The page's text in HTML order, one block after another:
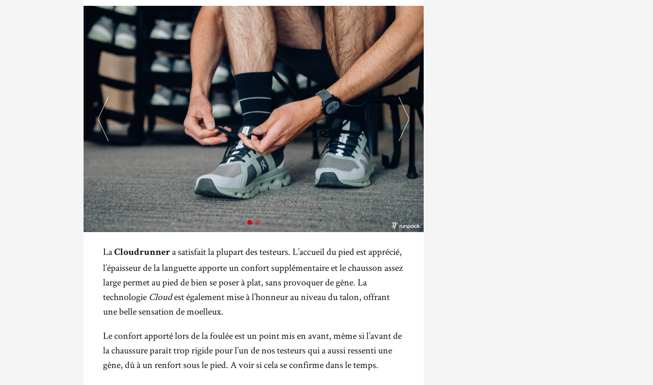
La Cloudrunner a satisfait la plupart des testeurs. L’accueil du pied est apprécié,
l’épaisseur de la languette apporte un confort supplémentaire et le chausson assez
large permet au pied de bien se poser à plat, sans provoquer de gêne. La
technologie Cloudest également mise à l’honneur au niveau du talon, offrant
une belle sensation de moelleux.
Le confort apporté lors de la foulée est un point mis en avant, même si l’avant de
la chaussure paraît trop rigide pour l’un de nos testeurs qui a aussi ressenti une
gêne, dû à un renfort sous le pied. A voir si cela se confirme dans le temps.